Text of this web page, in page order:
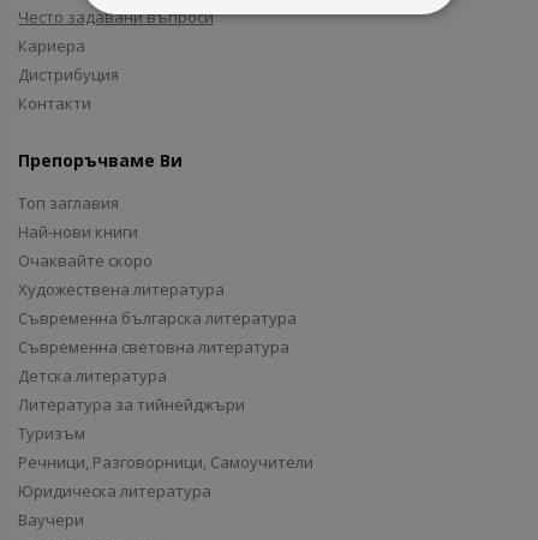
Често задавани въпроси
Кариера
Дистрибуция
Контакти
Препоръчваме Ви
Топ заглавия
Най-нови книги
Очаквайте скоро
Художествена литература
Съвременна българска литература
Съвременна световна литература
Детска литература
Литература за тийнейджъри
Туризъм
Речници, Разговорници, Самоучители
Юридическа литература
Ваучери